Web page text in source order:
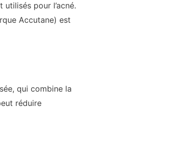
pour l’acné.
Accutane) est
qui combine la
réduire